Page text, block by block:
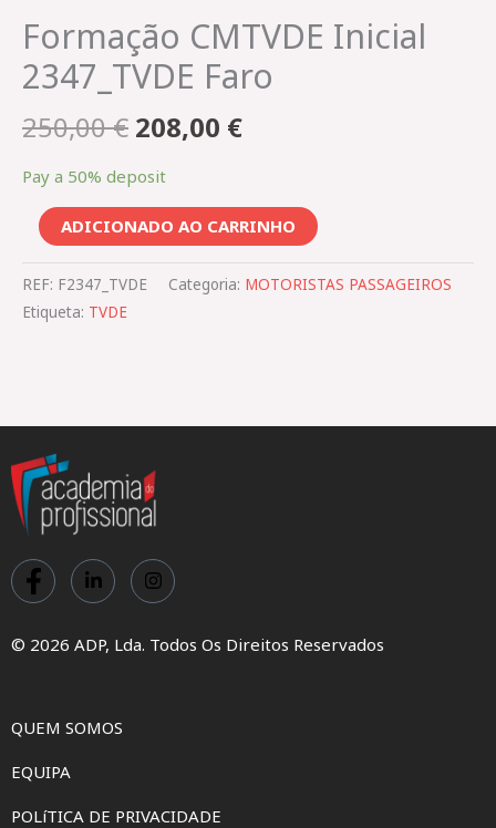
Formação CMTVDE Inicial
2347_TVDE Faro
250,00€ 208,00 €
Pay a 50% deposit
ADICIONADO AO CARRINHO
REF: F2347_TVDE Categoria: MOTORISTAS PASSAGEIROS
Etiqueta: TVDE
© 2026 ADP, Lda. Todos Os Direitos Reservados
QUEM SOMOS
EQUIPA
POLíTICA DE PRIVACIDADE